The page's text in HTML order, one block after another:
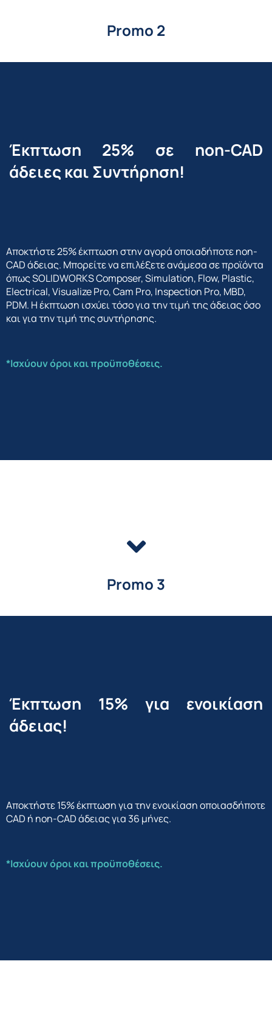
Promo 2
Έκπτωση 25% σε non-CAD
άδειες και Συντήρηση!
Αποκτήστε 25% έκπτωση στην αγορά οποιαδήποτε non-
CAD άδειας. Μπορείτε να επιλέξετε ανάμεσα σε προϊόντα
όπως SOLIDWORKS Composer, Simulation, Flow, Plastic,
Electrical, Visualize Pro, Cam Pro, Inspection Pro, MBD,
PDM. Η έκπτωση ισχύει τόσο για την τιμή της άδειας όσο
και για την τιμή της συντήρησης.
*Ισχύουν όροι και προϋποθέσεις.
Promo 3
Έκπτωση 15% για ενοικίαση
άδειας!
Αποκτήστε 15% έκπτωση για την ενοικίαση οποιασδήποτε
CAD ή non-CAD άδειας για 36 μήνες.
*Ισχύουν όροι και προϋποθέσεις.